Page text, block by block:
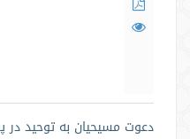
دعوت مسیحیان به توحید در